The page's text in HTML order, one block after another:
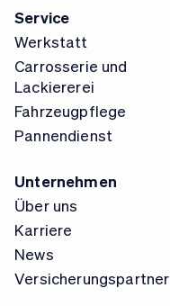
Service
Werkstatt
Carrosserie und
Lackiererei
Fahrzeugpflege
Pannendienst
Unternehmen
Über uns
Karriere
News
Versicherungspartner